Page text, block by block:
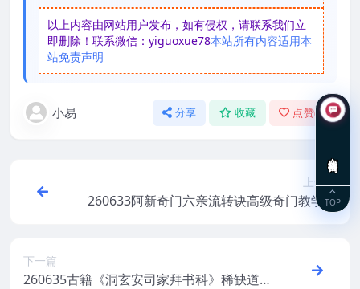
以上内容由网站用户发布，如有侵权，请联系我们立
即删除！联系微信：yiguoxue78本站所有内容适用本
站免责声明
小易 分享 收藏 点赞( 0)
上一篇
260633阿新奇门六亲流转诀高级奇门教学绝
下一篇
260635古籍《洞玄安司家拜书科》稀缺道教
TOP